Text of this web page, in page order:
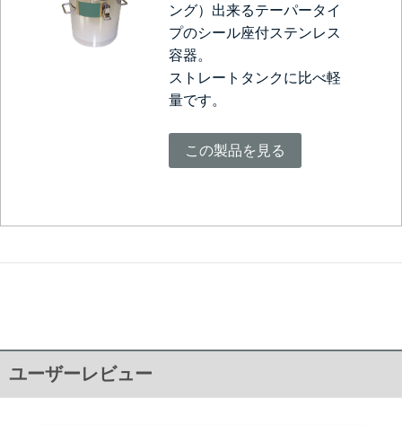
ング）出来るテーパータイ
プのシール座付ステンレス
容器。
ストレートタンクに比べ軽
量です。
この製品を見る
ユーザーレビュー